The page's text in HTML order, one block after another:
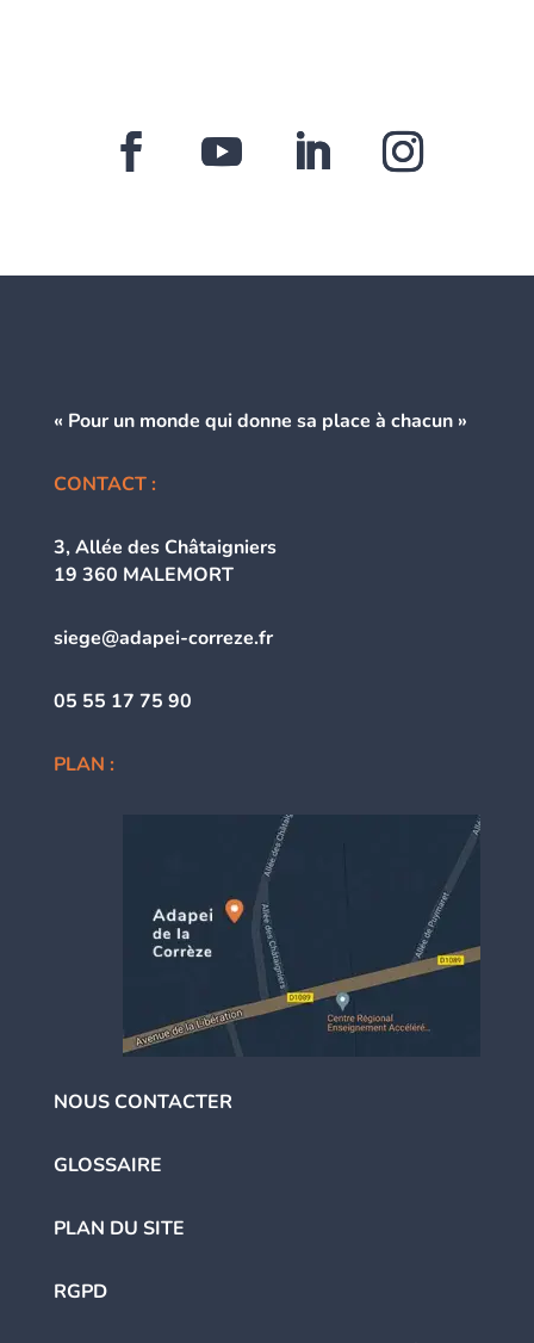
« Pour un monde qui donne sa place à chacun »
CONTACT :
3, Allée des Châtaigniers
19 360 MALEMORT
siege@adapei-correze.fr
05 55 17 75 90
PLAN :
NOUS CONTACTER
GLOSSAIRE
PLAN DU SITE
RGPD